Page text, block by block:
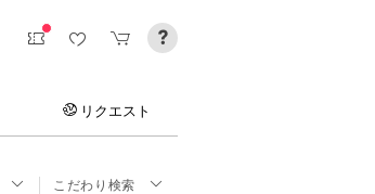
リクエスト
こだわり検索